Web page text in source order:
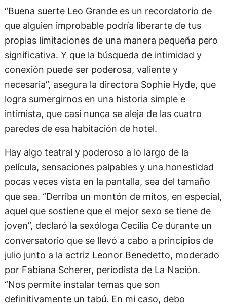
“Buena suerte Leo Grande es un recordatorio de
que alguien improbable podría liberarte de tus
propias limitaciones de una manera pequeña pero
significativa. Y que la búsqueda de intimidad y
conexión puede ser poderosa, valiente y
necesaria”, asegura la directora Sophie Hyde, que
logra sumergirnos en una historia simple e
intimista, que casi nunca se aleja de las cuatro
paredes de esa habitación de hotel.
Hay algo teatral y poderoso a lo largo de la
película, sensaciones palpables y una honestidad
pocas veces vista en la pantalla, sea del tamaño
que sea. “Derriba un montón de mitos, en especial,
aquel que sostiene que el mejor sexo se tiene de
joven”, declaró la sexóloga Cecilia Ce durante un
conversatorio que se llevó a cabo a principios de
julio junto a la actriz Leonor Benedetto, moderado
por Fabiana Scherer, periodista de La Nación.
“Nos permite instalar temas que son
definitivamente un tabú. En mi caso, debo